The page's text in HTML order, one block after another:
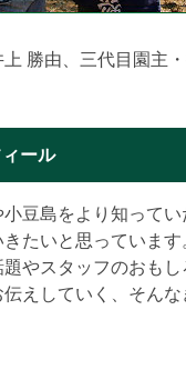
勝由、三代目園主
ール
豆島をより知ってい
たいと思っています
やスタッフのおも
えしていく、そん